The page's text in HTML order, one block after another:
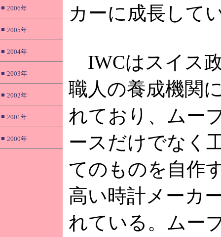
■ 2006年
■ 2005年
■ 2004年
■ 2003年
■ 2002年
■ 2001年
■ 2000年
カーに成長して
IWCはスイス
職人の養成機関
れており、ムー
ースだけでなく
てのものを自作
高い時計メーカ
れている。ムー